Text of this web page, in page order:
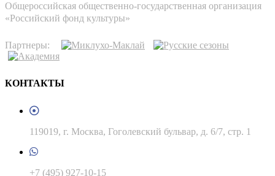
Общероссийская общественно-государственная организация
«Российский фонд культуры»
Партнеры:
КОНТАКТЫ
119019, г. Москва, Гоголевский бульвар, д. 6/7, стр. 1
+7 (495) 927-10-15